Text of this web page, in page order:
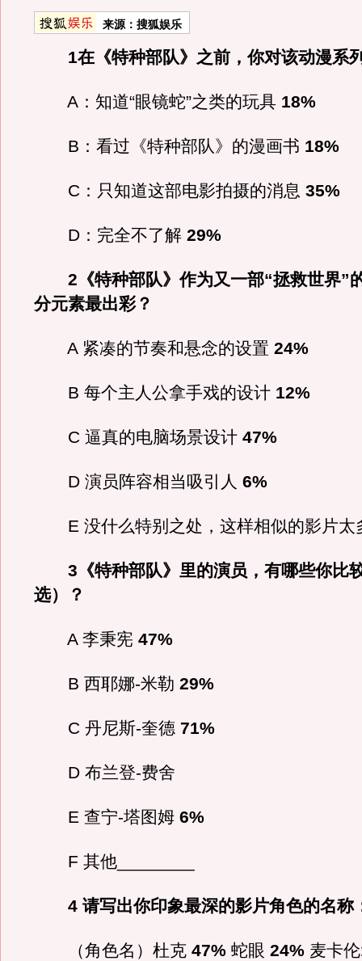
来源： 搜狐娱乐
1在《特种部队》之前，你对该动漫系
A：知道“眼镜蛇”之类的玩具 18%
B：看过《特种部队》的漫画书 18%
C：只知道这部电影拍摄的消息 35%
D：完全不了解 29%
2《特种部队》作为又一部“拯救世界”
分元素最出彩？
A 紧凑的节奏和悬念的设置 24%
B 每个主人公拿手戏的设计 12%
C 逼真的电脑场景设计 47%
D 演员阵容相当吸引人 6%
E 没什么特别之处，这样相似的影片太
3《特种部队》里的演员，有哪些你比
选）？
A 李秉宪 47%
B 西耶娜-米勒 29%
C 丹尼斯-奎德 71%
D 布兰登-费舍
E 查宁-塔图姆 6%
F 其他________
4 请写出你印象最深的影片角色的名称
（角色名）杜克 47%蛇眼 24%麦卡伦